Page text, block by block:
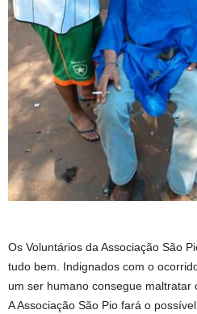
Os Voluntários da Associação São
tudo bem. Indignados com o
um ser humano consegue
A Associação São Pio fará o